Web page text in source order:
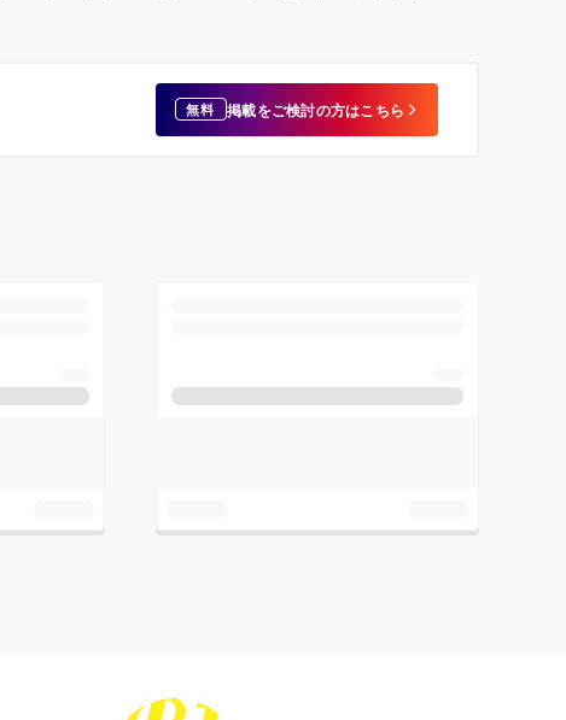
無料 掲載をご検討の方はこちら